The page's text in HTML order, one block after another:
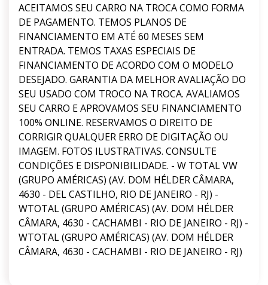
ACEITAMOS SEU CARRO NA TROCA COMO FORMA
DE PAGAMENTO. TEMOS PLANOS DE
FINANCIAMENTO EM ATÉ 60 MESES SEM
ENTRADA. TEMOS TAXAS ESPECIAIS DE
FINANCIAMENTO DE ACORDO COM O MODELO
DESEJADO. GARANTIA DA MELHOR AVALIAÇÃO DO
SEU USADO COM TROCO NA TROCA. AVALIAMOS
SEU CARRO E APROVAMOS SEU FINANCIAMENTO
100% ONLINE. RESERVAMOS O DIREITO DE
CORRIGIR QUALQUER ERRO DE DIGITAÇÃO OU
IMAGEM. FOTOS ILUSTRATIVAS. CONSULTE
CONDIÇÕES E DISPONIBILIDADE. - W TOTAL VW
(GRUPO AMÉRICAS) (AV. DOM HÉLDER CÂMARA,
4630 - DEL CASTILHO, RIO DE JANEIRO - RJ) -
WTOTAL (GRUPO AMÉRICAS) (AV. DOM HÉLDER
CÂMARA, 4630 - CACHAMBI - RIO DE JANEIRO - RJ) -
WTOTAL (GRUPO AMÉRICAS) (AV. DOM HÉLDER
CÂMARA, 4630 - CACHAMBI - RIO DE JANEIRO - RJ)